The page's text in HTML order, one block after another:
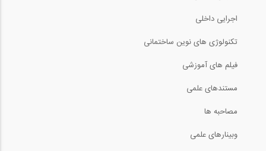
اجرایی داخلی
تکنولوژی های نوین ساختمانی
فیلم های آموزشی
مستندهای علمی
مصاحبه ها
وبینارهای علمی